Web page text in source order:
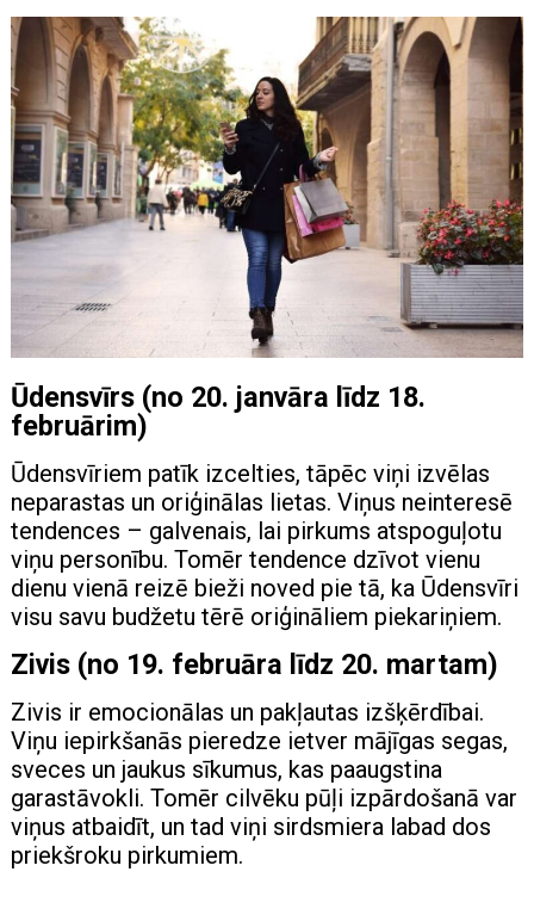
Ūdensvīrs (no 20. janvāra līdz 18.
februārim)
Ūdensvīriem patīk izcelties, tāpēc viņi izvēlas
neparastas un oriģinālas lietas. Viņus neinteresē
tendences – galvenais, lai pirkums atspoguļotu
viņu personību. Tomēr tendence dzīvot vienu
dienu vienā reizē bieži noved pie tā, ka Ūdensvīri
visu savu budžetu tērē oriģināliem piekariņiem.
Zivis (no 19. februāra līdz 20. martam)
Zivis ir emocionālas un pakļautas izšķērdībai.
Viņu iepirkšanās pieredze ietver mājīgas segas,
sveces un jaukus sīkumus, kas paaugstina
garastāvokli. Tomēr cilvēku pūļi izpārdošanā var
viņus atbaidīt, un tad viņi sirdsmiera labad dos
priekšroku pirkumiem.